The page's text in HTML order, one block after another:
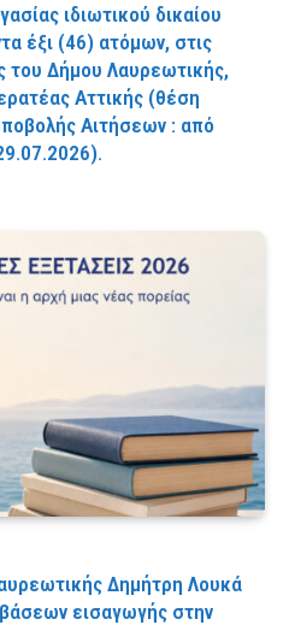
ιδιωτικού δικαίου
έξι (46) ατόμων, στις
του Δήμου Λαυρεωτικής,
Αττικής (θέση
Αιτήσεων : από
Δημήτρη Λουκά
εισαγωγής στην